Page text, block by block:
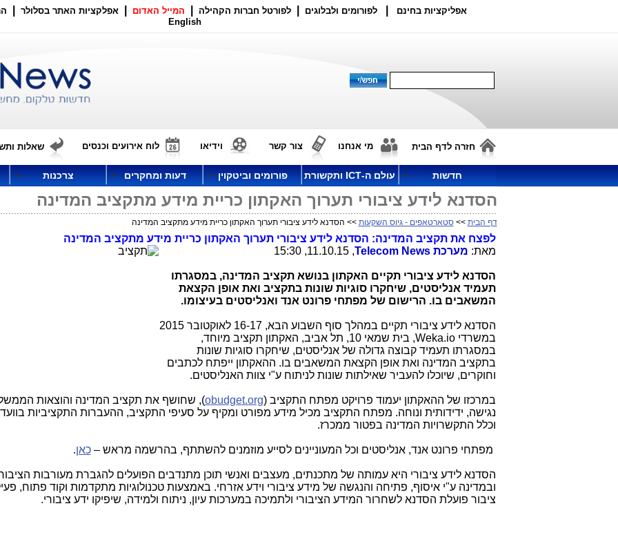
אפליקציות בחינם לפורומים ולבלוגים לפורטל חברות הקהילה המייל האדום אפלקציות האתר בסלולר
English
חזרה לדף הבית מי אנחנו צור קשר וידיאו לוח אירועים וכנסים שאלות
חדשות עולם ה-ICT ותקשורת פורומים וביטקוין דעות ומחקרים צרכנות
הסדנא לידע ציבורי תערוך האקתון כריית מידע מתקציב המדינה
דף הבית >>סטארטאפים - גיוס השקעות >> הסדנא לידע ציבורי תערוך האקתון כריית מידע מתקציב המדינה
לפצח את תקציב המדינה: הסדנא לידע ציבורי תערוך האקתון כריית מידע מתקציב המדינה
מאת: מערכתTelecom News
, 11.10.15, 15:30
הסדנא לידע ציבורי תקיים האקתון בנושא תקציב המדינה, במסגרתו
תעמיד אנליסטים, שיחקרו סוגיות שונות בתקציב ואת אופן הקצאת
המשאבים בו. הרישום של מפתחי פרונט אנד ואנליסטים בעיצומו.
הסדנא לידע ציבורי תקיים במהלך סוף השבוע הבא, 16-17 לאוקטובר 2015
במשרדיWeka.io
, בית שמאי 10, תל אביב, האקתון תקציב מיוחד,
במסגרתו תעמיד קבוצה גדולה של אנליסטים, שיחקרו סוגיות שונות
בתקציב המדינה ואת אופן הקצאת המשאבים בו. ההאקתון ייפתח לכתבים
וחוקרים, שיוכלו להעביר שאילתות שונות לניתוח ע"י צוות האנליסטים.
במרכזו של ההאקתון יעמוד פרויקט מפתח התקציב (obudget.org), שחושף את תקציב המדינה והוצאות
נגישה, ידידותית ונוחה. מפתח התקציב מכיל מידע מפורט ומקיף על סעיפי התקציב, ההעברות התקציביות
וכלל התקשרויות המדינה בפטור ממכרז.
מפתחי פרונט אנד, אנליסטים וכל המעוניינים לסייע מוזמנים להשתתף, בהרשמה מראש –כאן.
הסדנא לידע ציבורי היא עמותה של מתכנתים, מעצבים ואנשי תוכן מתנדבים הפועלים להגברת מעורבות
ובמדינה ע"י איסוף, פתיחה והנגשה של מידע ציבורי וידע אזרחי. באמצעות טכנולוגיות מתקדמות וקוד פתוח,
ציבור פועלת הסדנא לשחרור המידע הציבורי ולתמיכה במערכות עיון, ניתוח ולמידה, שיפיקו ידע ציבורי.